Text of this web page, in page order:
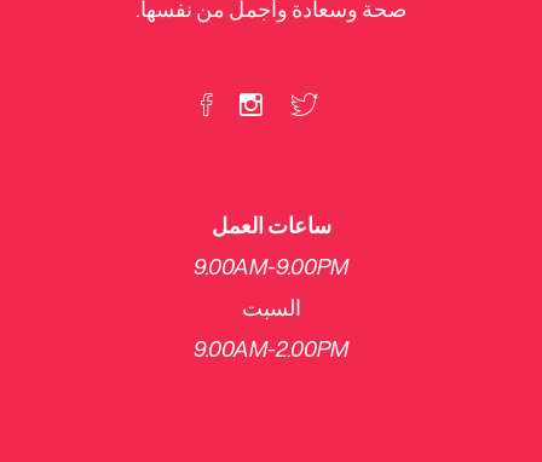
صحة وسعادة وأجمل من نفسها.
ساعات العمل
9.00AM-9.00PM
السبت
​9.00AM-2.00PM